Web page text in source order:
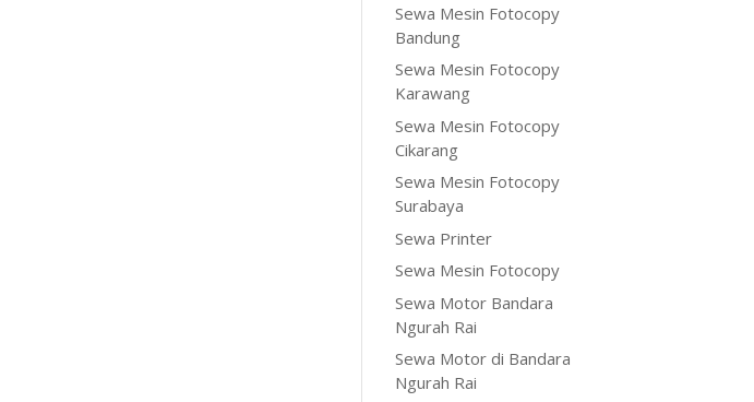
Sewa Mesin Fotocopy
Bandung
Sewa Mesin Fotocopy
Karawang
Sewa Mesin Fotocopy
Cikarang
Sewa Mesin Fotocopy
Surabaya
Sewa Printer
Sewa Mesin Fotocopy
Sewa Motor Bandara
Ngurah Rai
Sewa Motor di Bandara
Ngurah Rai